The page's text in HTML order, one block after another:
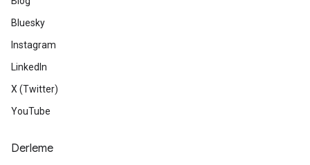
Bluesky
Instagram
LinkedIn
X (Twitter)
YouTube
Derleme